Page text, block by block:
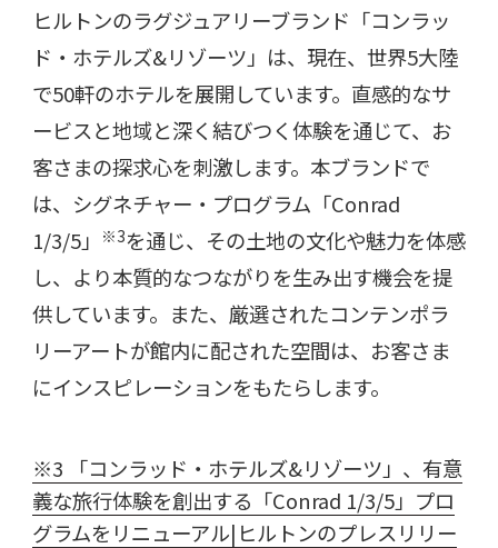
ヒルトンのラグジュアリーブランド「コンラッ
ド・ホテルズ&リゾーツ」は、現在、世界5大陸
で50軒のホテルを展開しています。直感的なサ
ービスと地域と深く結びつく体験を通じて、お
客さまの探求心を刺激します。本ブランドで
は、シグネチャー・プログラム「Conrad
1/3/5」 ※3を通じ、その土地の文化や魅力を体感
し、より本質的なつながりを生み出す機会を提
供しています。また、厳選されたコンテンポラ
リーアートが館内に配された空間は、お客さま
にインスピレーションをもたらします。
※3 「コンラッド・ホテルズ&リゾーツ」、有意
義な旅行体験を創出する「Conrad 1/3/5」プロ
グラムをリニューアル|ヒルトンのプレスリリー